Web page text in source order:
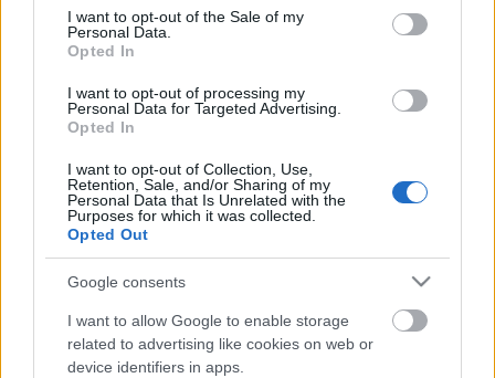
consent section.
I want to opt-out of the Sale of my
Personal Data.
Opted In
I want to opt-out of processing my
Personal Data for Targeted Advertising.
Opted In
I want to opt-out of Collection, Use,
Retention, Sale, and/or Sharing of my
Personal Data that Is Unrelated with the
Purposes for which it was collected.
Opted Out
Google consents
I want to allow Google to enable storage
related to advertising like cookies on web or
device identifiers in apps.
A lényeg, persze, az irigység. Ti szerencsés maszkok,
érezzétek jól magatokat a kukában. Olasz kuka.
Címkék:Francesco Petrarca
Ajánlott bejegyzések:
Önfej